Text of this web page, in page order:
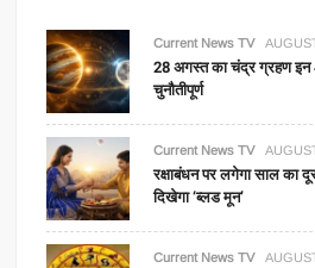
Current News TV
28 अगस्त का चंद्र ग्रहण इन
चुनौतीपूर्ण
Current News TV
रक्षाबंधन पर लगेगा साल का
दिखेगा ‘ब्लड मून’
Current News TV